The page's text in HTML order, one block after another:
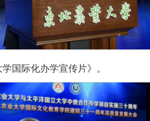
国际化办学宣传片》。